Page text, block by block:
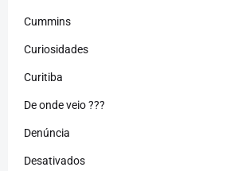
Cummins
Curiosidades
Curitiba
De onde veio ???
Denúncia
Desativados